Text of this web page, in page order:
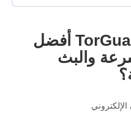
هل NordVPN أو TorGuard أفضل
والبث